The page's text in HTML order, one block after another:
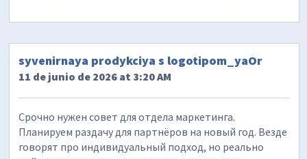
syvenirnaya prodykciya s logotipom_yaOr
11 de junio de 2026 at 3:20 AM
Срочно нужен совет для отдела маркетинга.
Планируем раздачу для партнёров на новый год. Везде
говорят про индивидуальный подход, но реально